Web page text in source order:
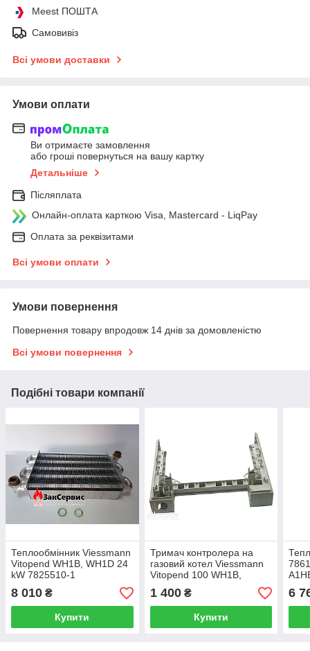
Meest ПОШТА
Самовивіз
Всі умови доставки
Умови оплати
Ви отримаєте замовлення
або гроші повернуться на вашу картку
Детальніше
Післяплата
Онлайн-оплата карткою Visa, Mastercard - LiqPay
Оплата за реквізитами
Всі умови оплати
Умови повернення
Повернення товару впродовж 14 днів за домовленістю
Всі умови повернення
Подібні товари компанії
Теплообмінник Viessmann
Vitopend WH1B, WH1D 24
kW 7825510-1
8 010 ₴
Купити
Тримач контролера на
газовий котел Viessmann
Vitopend 100 WH1B,
WH1D — 24 кВт 7825715
1 400₴
Купити
6